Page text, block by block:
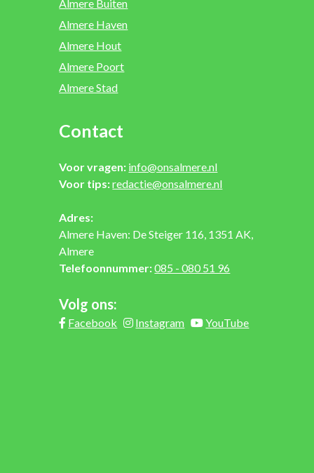
Almere Buiten
Almere Haven
Almere Hout
Almere Poort
Almere Stad
Contact
Voor vragen: info@onsalmere.nl
Voor tips:redactie@onsalmere.nl
Adres:
Almere Haven: De Steiger 116, 1351 AK,
Almere
Telefoonnummer:085 - 080 51 96
Volg ons:
Facebook Instagram YouTube